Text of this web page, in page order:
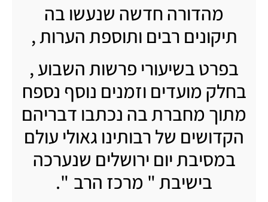
מהדורה חדשה שנעשו בה
תיקונים רבים ותוספת הערות ,
בפרט בשיעורי פרשות השבוע ,
בחלק מועדים וזמנים נוסף נספח
מתוך מחברת בה נכתבו דבריהם
הקדושים של רבותינו גאולי עולם
במסיבת יום ירושלים שנערכה
בישיבת " מרכז הרב ".